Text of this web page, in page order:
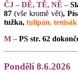
ČJ – DĚ, TĚ, NĚ –
87(vše kromě vět),
tužka, tulipán,
M – PS str. 62
Pondělí 8.6.2026